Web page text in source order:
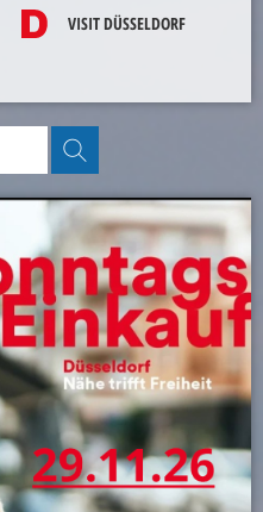
VISIT DÜSSELDORF